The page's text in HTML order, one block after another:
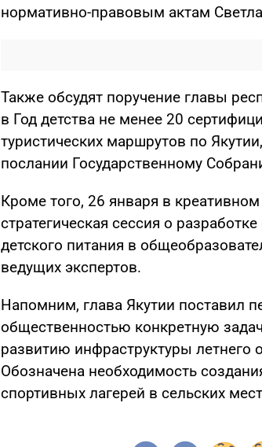
нормативно-правовым актам
Также обсудят поручение главы
в Год детства не менее 20
туристических маршрутов по
послании Государственному
Кроме того, 26 января в
стратегическая сессия о
детского питания в
ведущих экспертов.
Напомним, глава Якутии поставил
общественностью конкретную
развитию инфраструктуры летнего
Обозначена необходимость
спортивных лагерей в сельских